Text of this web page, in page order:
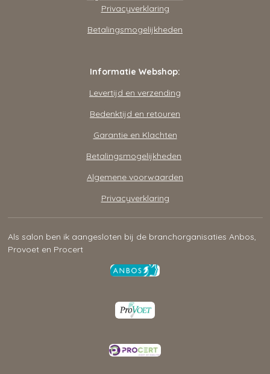
Privacyverklaring
Betalingsmogelijkheden
Informatie Webshop:
Levertijd en verzending
Bedenktijd en retouren
Garantie en Klachten
Betalingsmogelijkheden
Algemene voorwaarden
Privacyverklaring
Als salon ben ik aangesloten bij de branchorganisaties Anbos,
Provoet en Procert